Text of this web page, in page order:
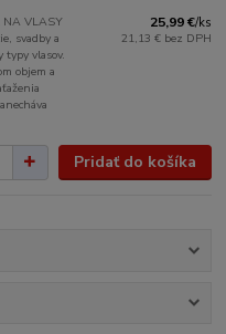
NA VLASY
svadby a
vlasov.
objem a
25,99 €/ks
21,13 € bez DPH
Pridať do košíka